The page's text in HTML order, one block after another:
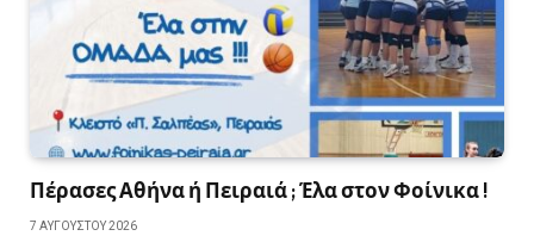
Πέρασες Αθήνα ή Πειραιά ; Έλα στον Φοίνικα !
7 ΑΥΓΟΎΣΤΟΥ 2026